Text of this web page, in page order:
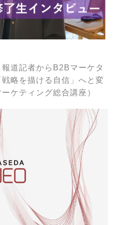
報道記者からB2Bマーケタ
略を描ける自信」へと変
ケティング総合講座）